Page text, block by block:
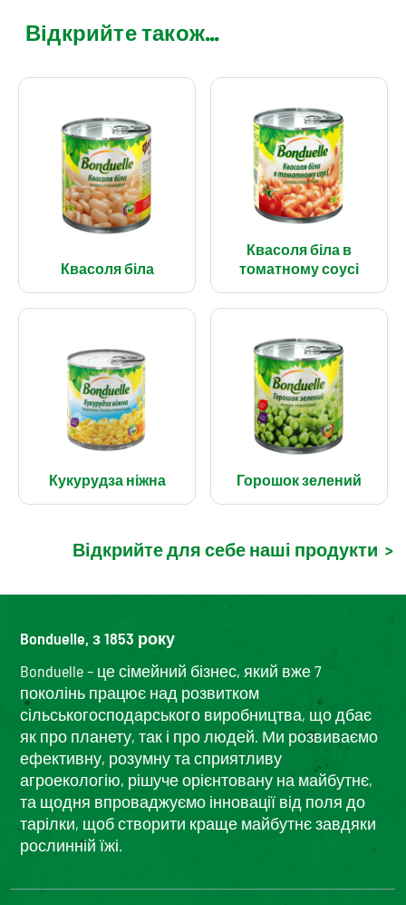
Відкрийте також...
Квасоля біла
Квасоля біла в
томатному соусі
Кукурудза ніжна Горошок зелений
Відкрийте для себе наші продукти >
Bonduelle, з 1853 року
Bonduelle – це сімейний бізнес, який вже 7
поколінь працює над розвитком
сільськогосподарського виробництва, що дбає
як про планету, так і про людей. Ми розвиваємо
ефективну, розумну та сприятливу
агроекологію, рішуче орієнтовану на майбутнє,
та щодня впроваджуємо інновації від поля до
тарілки, щоб створити краще майбутнє завдяки
рослинній їжі.